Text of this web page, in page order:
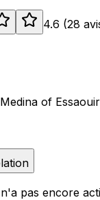
4.6 (28
of
pas encore